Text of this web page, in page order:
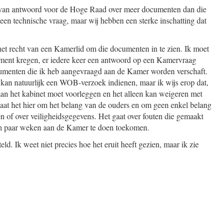
antwoord voor de Hoge Raad over meer documenten dan die
technische vraag, maar wij hebben een sterke inschatting dat
recht van een Kamerlid om die documenten in te zien. Ik moet
kregen, er iedere keer een antwoord op een Kamervraag
die ik heb aangevraagd aan de Kamer worden verschaft.
natuurlijk een WOB-verzoek indienen, maar ik wijs erop dat,
het kabinet moet voorleggen en het alleen kan weigeren met
het hier om het belang van de ouders en om geen enkel belang
of over veiligheidsgegevens. Het gaat over fouten die gemaakt
weken aan de Kamer te doen toekomen.
Ik weet niet precies hoe het eruit heeft gezien, maar ik zie